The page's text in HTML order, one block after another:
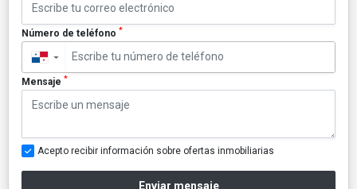
Número de teléfono *
▼
Mensaje *
Acepto recibir información sobre ofertas inmobiliarias
Enviar mensaje